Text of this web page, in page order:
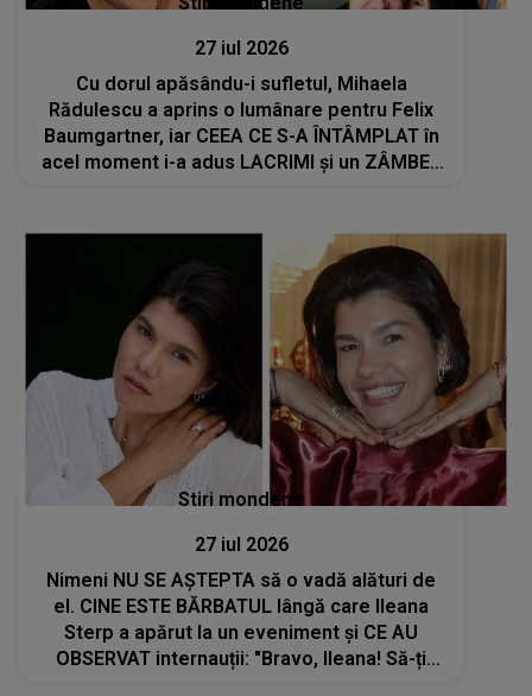
27 iul 2026
Cu dorul apăsându-i sufletul, Mihaela
Rădulescu a aprins o lumânare pentru Felix
Baumgartner, iar CEEA CE S-A ÎNTÂMPLAT în
acel moment i-a adus LACRIMI și un ZÂMBET
Stiri mondene
27 iul 2026
Nimeni NU SE AȘTEPTA să o vadă alături de
el. CINE ESTE BĂRBATUL lângă care Ileana
Sterp a apărut la un eveniment și CE AU
OBSERVAT internauții: "Bravo, Ileana! Să-ți